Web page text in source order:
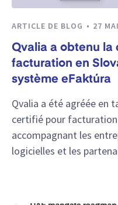
ARTICLE DE BLOG 27
Qvalia a obtenu
facturation en
système eFaktúra
Qvalia a été agréée en
certifié pour
accompagnant les
logicielles et les